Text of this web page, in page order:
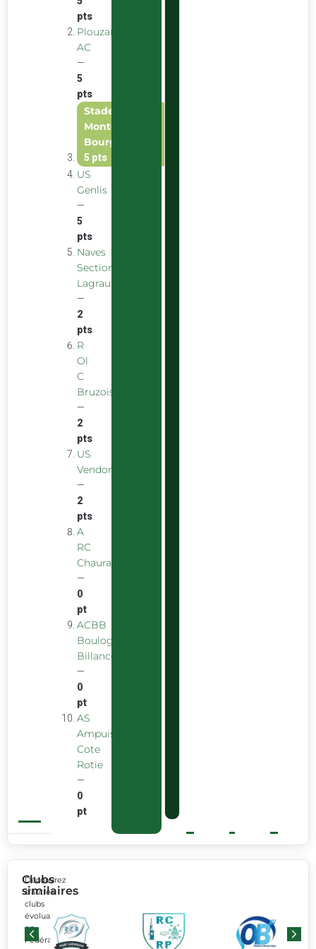
pts
Plouzane
AC
—
5
pts
Stade
Montchaninois
Bourgogne
5 pts
US
Genlis
—
5
pts
Naves
Section
Lagraulière
—
2
pts
R
Ol
C
Bruzois
—
2
pts
US
Vendomoise
—
2
pts
A
RC
Chauray
—
0
pt
ACBB
Boulogne
Billancourt
—
0
pt
AS
Ampuis
Cote
Rotie
—
0
pt
Clubs
similaires
Découvrez
d’autres
clubs
évoluant
en
Fédérale